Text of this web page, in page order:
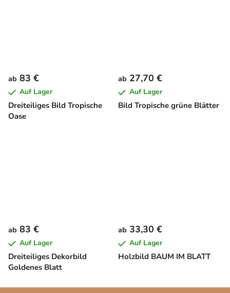
Dreiteiliges Bild Tropische
Oase
ab 83 €
Auf Lager
Bild Tropische grüne Blätter
ab 27,70 €
Auf Lager
Dreiteiliges Dekorbild
Goldenes Blatt
ab 83 €
Auf Lager
Holzbild BAUM IM BLATT
ab 33,30 €
Auf Lager